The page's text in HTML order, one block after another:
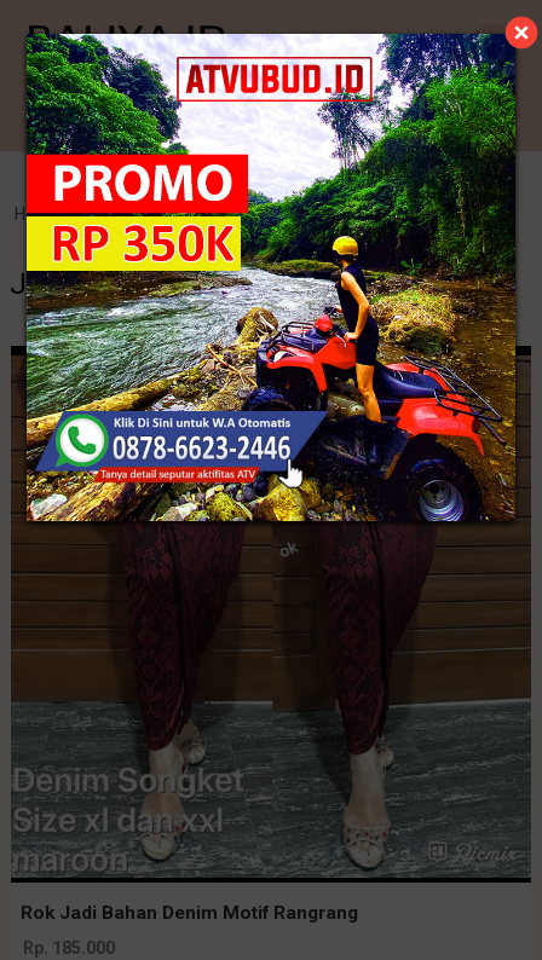
Kategori
Home >Kamen Jadi >Jual Bawahan Kebaya Modern Online
Jual Bawahan Kebaya Modern Online
Rok Jadi Bahan Denim Motif Rangrang
Rp. 185.000